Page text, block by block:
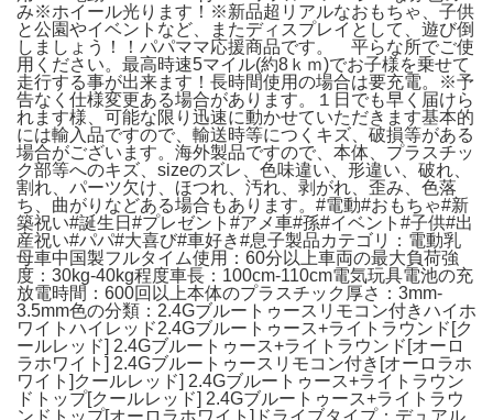
み※ホイール光ります！※新品超リアルなおもちゃ、子供
と公園やイベントなど、またディスプレイとして、遊び倒
しましょう！！パパママ応援商品です。 平らな所でご使
用ください。最高時速5マイル(約8ｋｍ)でお子様を乗せて
走行する事が出来ます！長時間使用の場合は要充電。※予
告なく仕様変更ある場合があります。１日でも早く届けら
れます様、可能な限り迅速に動かせていただきます基本的
には輸入品ですので、輸送時等につくキズ、破損等がある
場合がございます。海外製品ですので、本体、プラスチッ
ク部等へのキズ、sizeのズレ、色味違い、形違い、破れ、
割れ、パーツ欠け、ほつれ、汚れ、剥がれ、歪み、色落
ち、曲がりなどある場合もあります。#電動#おもちゃ#新
築祝い#誕生日#プレゼント#アメ車#孫#イベント#子供#出
産祝い#パパ#大喜び#車好き#息子製品カテゴリ：電動乳
母車中国製フルタイム使用：60分以上車両の最大負荷強
度：30kg-40kg程度車長：100cm-110cm電気玩具電池の充
放電時間：600回以上本体のプラスチック厚さ：3mm-
3.5mm色の分類：2.4Gブルートゥースリモコン付きハイホ
ワイトハイレッド2.4Gブルートゥース+ライトラウンド[ク
ールレッド] 2.4Gブルートゥース+ライトラウンド[オーロ
ラホワイト] 2.4Gブルートゥースリモコン付き[オーロラホ
ワイト]クールレッド] 2.4Gブルートゥース+ライトラウン
ドトップ[クールレッド] 2.4Gブルートゥース+ライトラウ
ンドトップ[オーロラホワイト]ドライブタイプ：デュアル